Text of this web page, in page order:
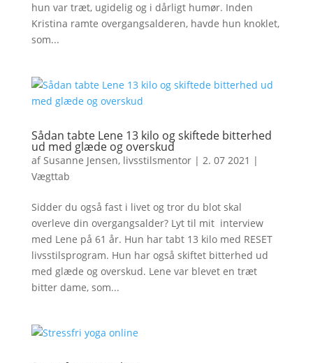
hun var træt, ugidelig og i dårligt humør. Inden
Kristina ramte overgangsalderen, havde hun knoklet,
som...
Sådan tabte Lene 13 kilo og skiftede bitterhed
ud med glæde og overskud
afSusanne Jensen, livsstilsmentor| 2. 07 2021 |
Vægttab
Sidder du også fast i livet og tror du blot skal
overleve din overgangsalder? Lyt til mit interview
med Lene på 61 år. Hun har tabt 13 kilo med RESET
livsstilsprogram. Hun har også skiftet bitterhed ud
med glæde og overskud. Lene var blevet en træt
bitter dame, som...